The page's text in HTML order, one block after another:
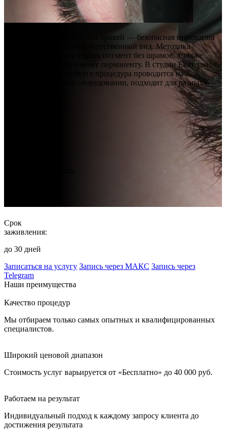
Лазерное удаление татуажа бровей — безопасная инновация
для того, чтобы вернуть естественный вид. Методика
позволяет аккуратно убрать пигмент без шрамов, а также
подготовить зону к новому перманенту. В студии Екатерины
Юдиной в Екатеринбурге процедура проводится на
сертифицированном оборудовании, подходит для разных
Срок
заживления:
до 30 дней
Записаться на услугу Запись через МАКС Запись через
Telegram
Наши преимущества
Качество процедур
Мы отбираем только самых опытных и квалифицированных
специалистов.
Широкий ценовой диапазон
Стоимость услуг варьируется от «Бесплатно» до 40 000 руб.
Работаем на результат
Индивидуальный подход к каждому запросу клиента до
достижения результата